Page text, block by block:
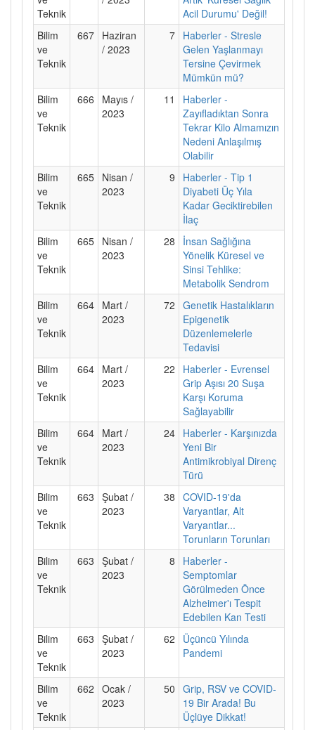
Teknik
Acil Durumu' Değil!
Bilim
ve
Teknik
667 Haziran
/ 2023
7 Haberler - Stresle
Gelen Yaşlanmayı
Tersine Çevirmek
Mümkün mü?
Bilim
ve
Teknik
666
Mayıs /
2023
11
Haberler -
Zayıfladıktan Sonra
Tekrar Kilo Almamızın
Nedeni Anlaşılmış
Olabilir
Bilim
ve
Teknik
665 Nisan /
2023
9
Haberler - Tip 1
Diyabeti Üç Yıla
Kadar Geciktirebilen
İlaç
Bilim
ve
Teknik
665 Nisan /
2023
28
İnsan Sağlığına
Yönelik Küresel ve
Sinsi Tehlike:
Metabolik Sendrom
Bilim
ve
Teknik
664 Mart /
2023
72 Genetik Hastalıkların
Epigenetik
Düzenlemelerle
Tedavisi
Bilim
ve
Teknik
664 Mart /
2023
22
Haberler - Evrensel
Grip Aşısı 20 Suşa
Karşı Koruma
Sağlayabilir
Bilim
ve
Teknik
664 Mart /
2023
24 Haberler - Karşınızda
Yeni Bir
Antimikrobiyal Direnç
Türü
Bilim
ve
Teknik
663 Şubat /
2023
38 COVID-19'da
Varyantlar, Alt
Varyantlar...
Torunların Torunları
Bilim
ve
Teknik
663 Şubat /
2023
8
Haberler -
Semptomlar
Görülmeden Önce
Alzheimer'ı Tespit
Edebilen Kan Testi
Bilim
ve
Teknik
663 Şubat /
2023
62
Üçüncü Yılında
Pandemi
Bilim
ve
Teknik
662 Ocak /
2023
50 Grip, RSV ve COVID-
19 Bir Arada! Bu
Üçlüye Dikkat!